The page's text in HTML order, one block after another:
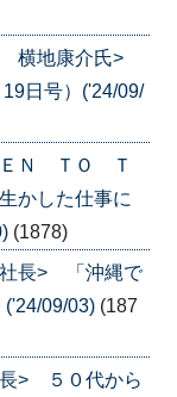
横地康介氏>
日号）('24/09/
Ｎ ＴＯ Ｔ
かした仕事に
(1878)
長> 「沖縄で
09/03) (187
> ５０代から